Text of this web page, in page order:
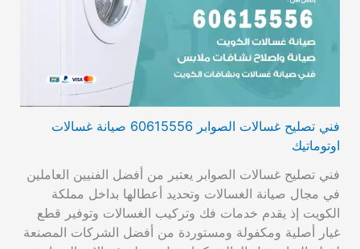
فني تصليح غسالات الصوابر 60615556 صيانة غسالات
اوتوماتيك
فني تصليح غسالات الصوابر يعتبر من أفضل الفنيين العاملين
في مجال صيانة الغسالات وتحديد أعطالها بداخل مملكة
الكويت إذ يقدم خدمات فك وتركيب الغسالات وتوفير قطع
غيار أصلية ومكفولة ومستوردة من أفضل الشركات المصنعة